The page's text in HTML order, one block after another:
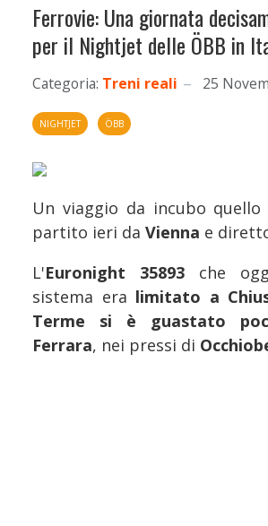
Ferrovie: Una giornata
per il Nightjet delle ÖBB in
Categoria: Treni reali 25
NIGHTJET ÖBB
Un viaggio da incubo quello
partito ieri da Vienna e
L'Euronight 35893 che
sistema era limitato a
Terme si è guastato
Ferrara, nei pressi di